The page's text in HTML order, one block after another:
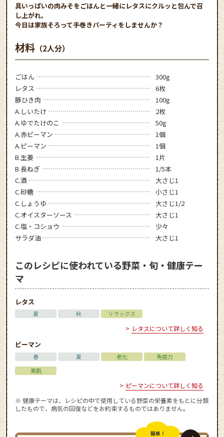
具いっぱいの肉みそをごはんと一緒にレタスにクルッと包んで召
し上がれ。
今日は家族そろって手巻きパーティをしませんか？
材料 （2人分）
ごはん
300g
レタス
6枚
豚ひき肉
100g
A.しいたけ
2枚
A.ゆでたけのこ
50g
A.赤ピーマン
1個
A.ピーマン
1個
B.生姜
1片
B.長ねぎ
1/5本
C.酒
大さじ1
C.砂糖
小さじ1
C.しょうゆ
大さじ1/2
C.オイスターソース
大さじ1
C.塩・コショウ
少々
サラダ油
大さじ1
このレシピに使われている野菜・旬・健康テー
マ
レタス
夏 秋 リラックス
レタスについて詳しく知る
ピーマン
春 夏 老化
免疫力
美肌
ピーマンについて詳しく知る
※ 健康テーマは、レシピの中で使用している野菜の栄養素をもとに分類
したもので、病気の回復などをお約束するものではありません。
簡単！